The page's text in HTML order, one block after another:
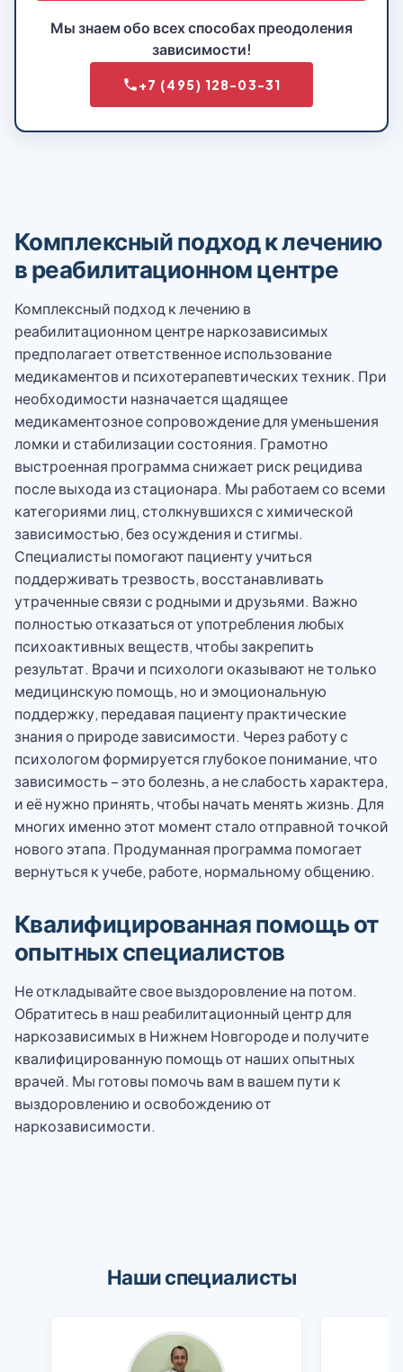
Мы знаем обо всех способах преодоления
зависимости!
+7 (495) 128-03-31
Комплексный подход к лечению
в реабилитационном центре
Комплексный подход к лечению в
реабилитационном центре наркозависимых
предполагает ответственное использование
медикаментов и психотерапевтических техник. При
необходимости назначается щадящее
медикаментозное сопровождение для уменьшения
ломки и стабилизации состояния. Грамотно
выстроенная программа снижает риск рецидива
после выхода из стационара. Мы работаем со всеми
категориями лиц, столкнувшихся с химической
зависимостью, без осуждения и стигмы.
Специалисты помогают пациенту учиться
поддерживать трезвость, восстанавливать
утраченные связи с родными и друзьями. Важно
полностью отказаться от употребления любых
психоактивных веществ, чтобы закрепить
результат. Врачи и психологи оказывают не только
медицинскую помощь, но и эмоциональную
поддержку, передавая пациенту практические
знания о природе зависимости. Через работу с
психологом формируется глубокое понимание, что
зависимость – это болезнь, а не слабость характера,
и её нужно принять, чтобы начать менять жизнь. Для
многих именно этот момент стало отправной точкой
нового этапа. Продуманная программа помогает
вернуться к учебе, работе, нормальному общению.
Квалифицированная помощь от
опытных специалистов
Не откладывайте свое выздоровление на потом.
Обратитесь в наш реабилитационный центр для
наркозависимых в Нижнем Новгороде и получите
квалифицированную помощь от наших опытных
врачей. Мы готовы помочь вам в вашем пути к
выздоровлению и освобождению от
наркозависимости.
Наши специалисты